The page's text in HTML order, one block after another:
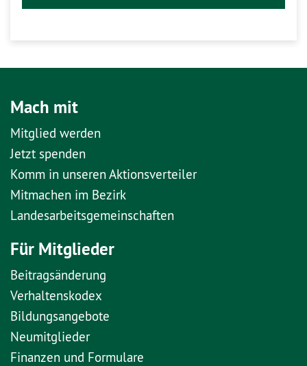
Mach mit
Mitglied werden
Jetzt spenden
Komm in unseren Aktionsverteiler
Mitmachen im Bezirk
Landesarbeitsgemeinschaften
Für Mitglieder
Beitragsänderung
Verhaltenskodex
Bildungsangebote
Neumitglieder
Finanzen und Formulare